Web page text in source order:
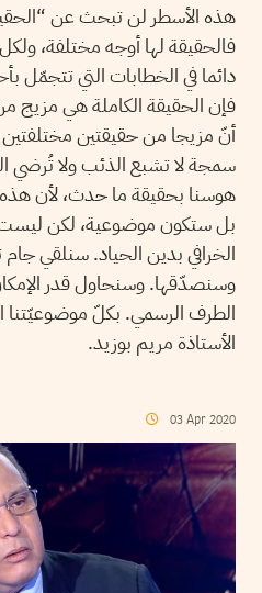
هذه الأسطر لن تبحث عن
فالحقيقة لها أوجه مختلفة،
دائما في الخطابات التي تتجمّل
فإن الحقيقة الكاملة هي مزيج من
أنّ مزيجا من حقيقتين مختلفتين
سمجة لا تشبع الذئب ولا تُرضي
هوسنا بحقيقة ما حدث، لأن
بل ستكون موضوعية، لكن
الخرافي بدين الحياد. سنلقي جام
وسنصدّقها. وسنحاول قدر الإمكان
الطرف الرسمي. بكلّ موضوعيّتنا
الأستاذة مريم بوزيد.
03 Apr 2020